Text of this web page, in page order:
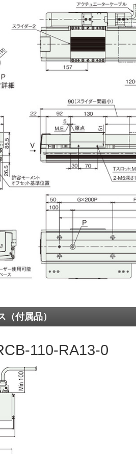
（付属品）
110-RA13-0